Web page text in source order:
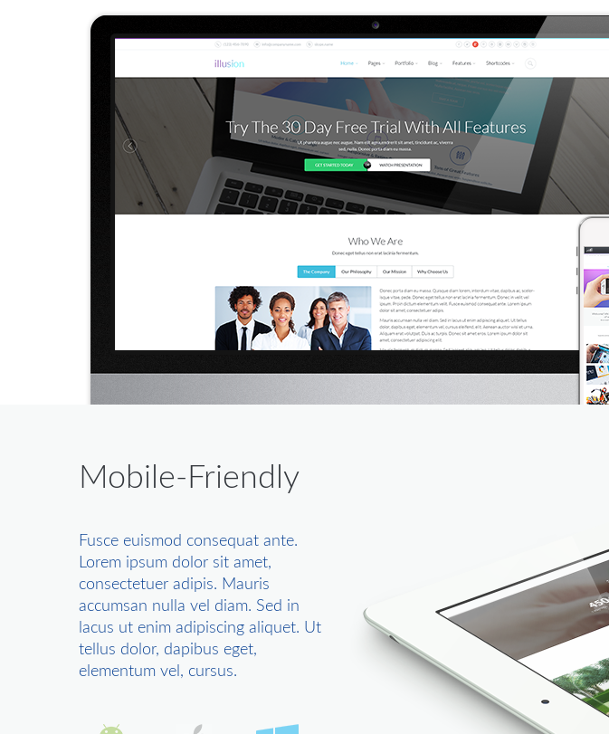
Mobile-Friendly
Fusce euismod consequat ante.
Lorem ipsum dolor sit amet,
consectetuer adipis. Mauris
accumsan nulla vel diam. Sed in
lacus ut enim adipiscing aliquet. Ut
tellus dolor, dapibus eget,
elementum vel, cursus.